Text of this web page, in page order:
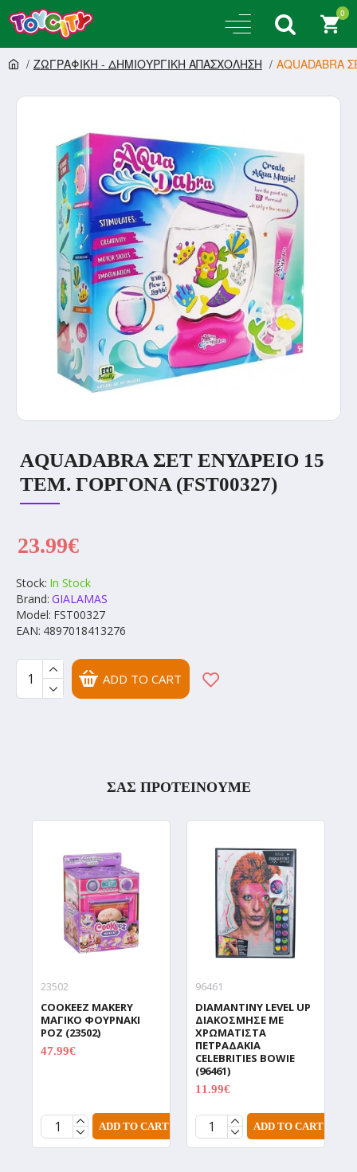
0
ΖΩΓΡΑΦΙΚΗ - ΔΗΜΙΟΥΡΓΙΚΗ ΑΠΑΣΧΟΛΗΣΗ AQUADABRA
AQUADABRA ΣΕΤ ΕΝΥΔΡΕΙΟ 15
ΤΕΜ. ΓΟΡΓΟΝΑ (FST00327)
Stock: In Stock
Brand: GIALAMAS
Model: FST00327
EAN: 4897018413276
23.99€
ADD TO CART
ΣΑΣ ΠΡΟΤΕΙΝΟΥΜΕ
23502
COOKEEZ MAKERY
ΜΑΓΙΚΟ ΦΟΥΡΝΑΚΙ
ΡΟΖ (23502)
47.99€
ADD TO CART
96461
DIAMANTINY LEVEL UP
ΔΙΑΚΟΣΜΗΣΕ ΜΕ
ΧΡΩΜΑΤΙΣΤΑ
ΠΕΤΡΑΔΑΚΙΑ
CELEBRITIES BOWIE
(96461)
11.99€
ADD TO CART